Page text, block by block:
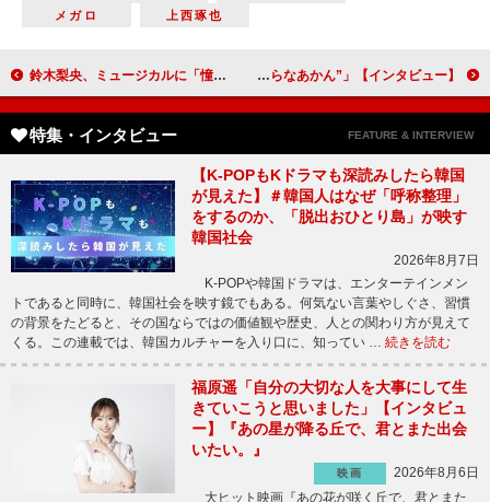
メガロ
上西琢也
鈴木梨央、ミュージカルに「憧れがありました」 ミュージカル「ピーター・パン」出演に「自分なりのウェンディを見つけていけたら」【インタビュー】 全国の刑務所や少年院でも上映！ ドキュメンタリー映画『おまえの親になったるで』 草刈健太郎さん「元犯罪者の更生は“誰かがやらなあかん”」【インタビュー】
特集・インタビュー FEATURE & INTERVIEW
【K-POPもKドラマも深読みしたら韓国
が見えた】＃韓国人はなぜ「呼称整理」
をするのか、「脱出おひとり島」が映す
韓国社会
2026年8月7日
K-POPや韓国ドラマは、エンターテインメン
トであると同時に、韓国社会を映す鏡でもある。何気ない言葉やしぐさ、習慣
の背景をたどると、その国ならではの価値観や歴史、人との関わり方が見えて
くる。この連載では、韓国カルチャーを入り口に、知ってい … 続きを読む
福原遥「自分の大切な人を大事にして生
きていこうと思いました」【インタビュ
ー】『あの星が降る丘で、君とまた出会
いたい。』
映画
2026年8月6日
大ヒット映画『あの花が咲く丘で、君とまた